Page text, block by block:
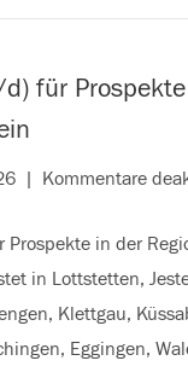
für
| Kommentare
in der
in Lottstetten,
Klettgau,
Eggingen,